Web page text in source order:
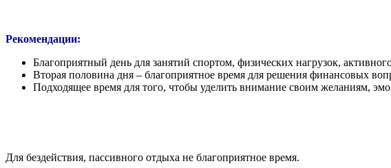
Рекомендации:
Благоприятный день для занятий спортом, физических нагрузок,
Вторая половина дня – благоприятное время для решения финансовых
Подходящее время для того, чтобы уделить внимание своим желаниям,
Для бездействия, пассивного отдыха не благоприятное время.